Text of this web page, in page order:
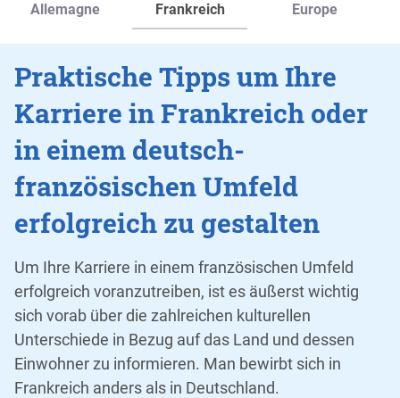
Allemagne
Frankreich
Europe
Praktische Tipps um Ihre
Karriere in Frankreich oder
in einem deutsch-
französischen Umfeld
erfolgreich zu gestalten
Um Ihre Karriere in einem französischen Umfeld
erfolgreich voranzutreiben, ist es äußerst wichtig
sich vorab über die zahlreichen kulturellen
Unterschiede in Bezug auf das Land und dessen
Einwohner zu informieren. Man bewirbt sich in
Frankreich anders als in Deutschland.